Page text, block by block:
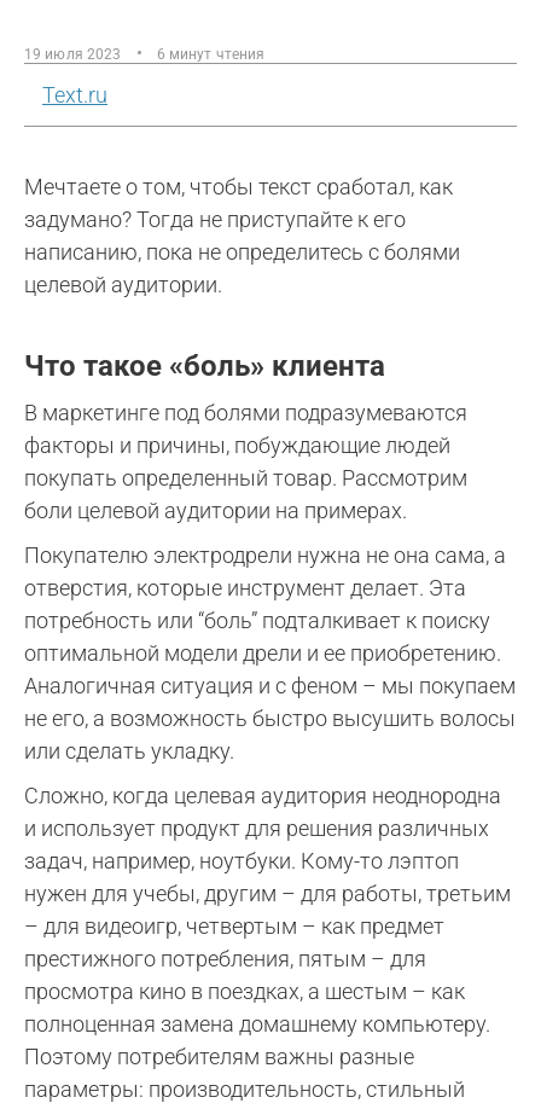
19 июля 2023 6 минут чтения
Text.ru
Мечтаете о том, чтобы текст сработал, как
задумано? Тогда не приступайте к его
написанию, пока не определитесь с болями
целевой аудитории.
Что такое «боль» клиента
В маркетинге под болями подразумеваются
факторы и причины, побуждающие людей
покупать определенный товар. Рассмотрим
боли целевой аудитории на примерах.
Покупателю электродрели нужна не она сама, а
отверстия, которые инструмент делает. Эта
потребность или “боль” подталкивает к поиску
оптимальной модели дрели и ее приобретению.
Аналогичная ситуация и с феном – мы покупаем
не его, а возможность быстро высушить волосы
или сделать укладку.
Сложно, когда целевая аудитория неоднородна
и использует продукт для решения различных
задач, например, ноутбуки. Кому-то лэптоп
нужен для учебы, другим – для работы, третьим
– для видеоигр, четвертым – как предмет
престижного потребления, пятым – для
просмотра кино в поездках, а шестым – как
полноценная замена домашнему компьютеру.
Поэтому потребителям важны разные
параметры: производительность, стильный